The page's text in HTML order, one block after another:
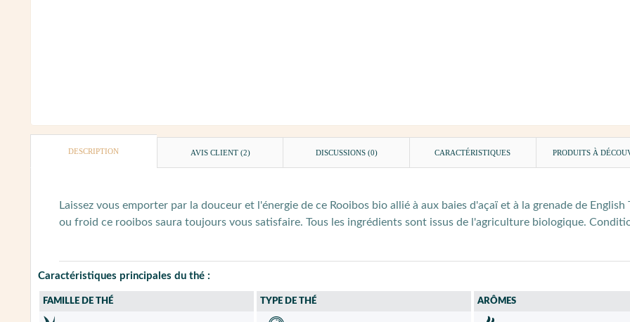
DESCRIPTION AVIS CLIENT (2) DISCUSSIONS (0) CARACTÉRISTIQUES PRODUITS À
Laissez vous emporter par la douceur et l'énergie de ce Rooibos bio allié à aux baies d'açaï et à la grenade de
ou froid ce rooibos saura toujours vous satisfaire. Tous les ingrédients sont issus de l'agriculture biologique.
Caractéristiques principales du thé :
FAMILLE DE THÉ TYPE DE THÉ ARÔMES